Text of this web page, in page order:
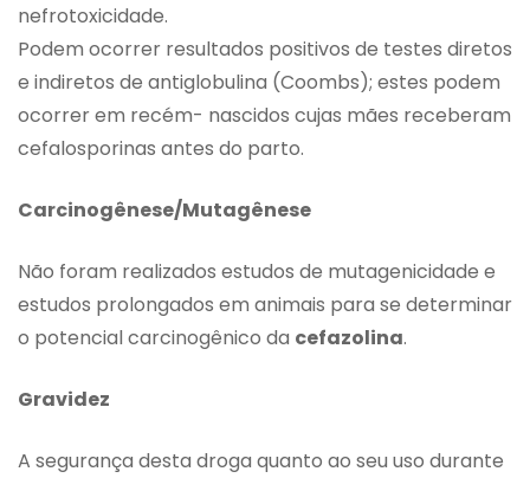
nefrotoxicidade.
Podem ocorrer resultados positivos de testes diretos
e indiretos de antiglobulina (Coombs); estes podem
ocorrer em recém- nascidos cujas mães receberam
cefalosporinas antes do parto.
Carcinogênese/Mutagênese
Não foram realizados estudos de mutagenicidade e
estudos prolongados em animais para se determinar
o potencial carcinogênico da cefazolina.
Gravidez
A segurança desta droga quanto ao seu uso durante